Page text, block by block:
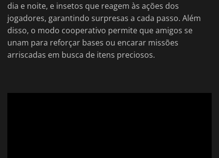
dia e noite, e insetos que reagem às ações dos
jogadores, garantindo surpresas a cada passo. Além
disso, o modo cooperativo permite que amigos se
unam para reforçar bases ou encarar missões
arriscadas em busca de itens preciosos.